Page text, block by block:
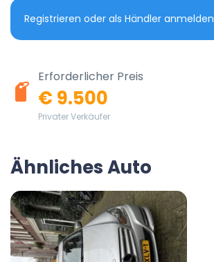
Registrieren oder als Händler anmelden
Erforderlicher Preis
€ 9.500
Privater Verkäufer
Ähnliches Auto